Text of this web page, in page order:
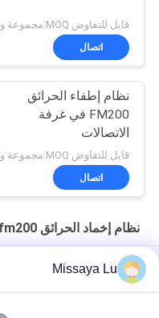
اتصال
نظام إطفاء الحرائق
FM200 في غرفة
الاتصالات
اتصال
نظام إخماد الحرائق fm200
أوتوماتيكيةMissaya Lu